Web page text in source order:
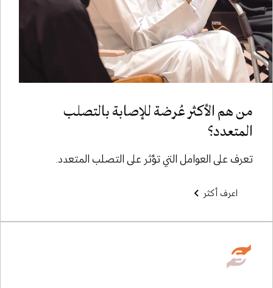
من هم الأكثر عُرضة للإصابة بالتصلب
المتعدد؟
تعرف على العوامل التي تؤثر على التصلب المتعدد.
اعرف أكثر